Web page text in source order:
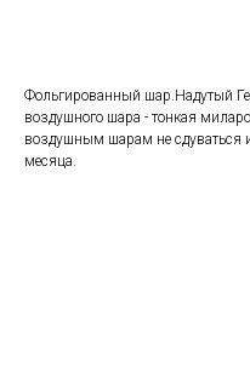
Фольгированный шар.Надутый
воздушного шара - тонкая
воздушным шарам не сдуваться
месяца.